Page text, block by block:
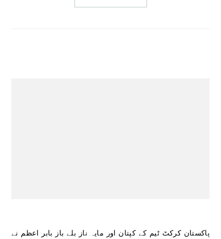
پاکستان کرکٹ ٹیم کے کپتان اور مایہ ناز بلے باز بابر اعظم نے